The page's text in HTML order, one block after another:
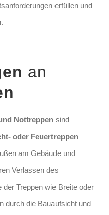
erfüllen und
an
Nottreppen sind
oder Feuertreppen
am Gebäude und
Verlassen des
Treppen wie Breite oder
durch die Bauaufsicht und